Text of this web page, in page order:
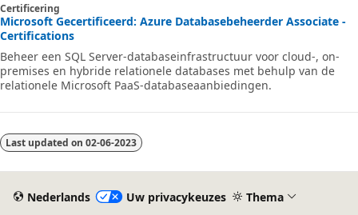
Certificering
Microsoft Gecertificeerd: Azure Databasebeheerder Associate -
Certifications
Beheer een SQL Server-databaseinfrastructuur voor cloud-, on-
premises en hybride relationele databases met behulp van de
relationele Microsoft PaaS-databaseaanbiedingen.
Last updated on 02-06-2023
Nederlands Uw privacykeuzes Thema